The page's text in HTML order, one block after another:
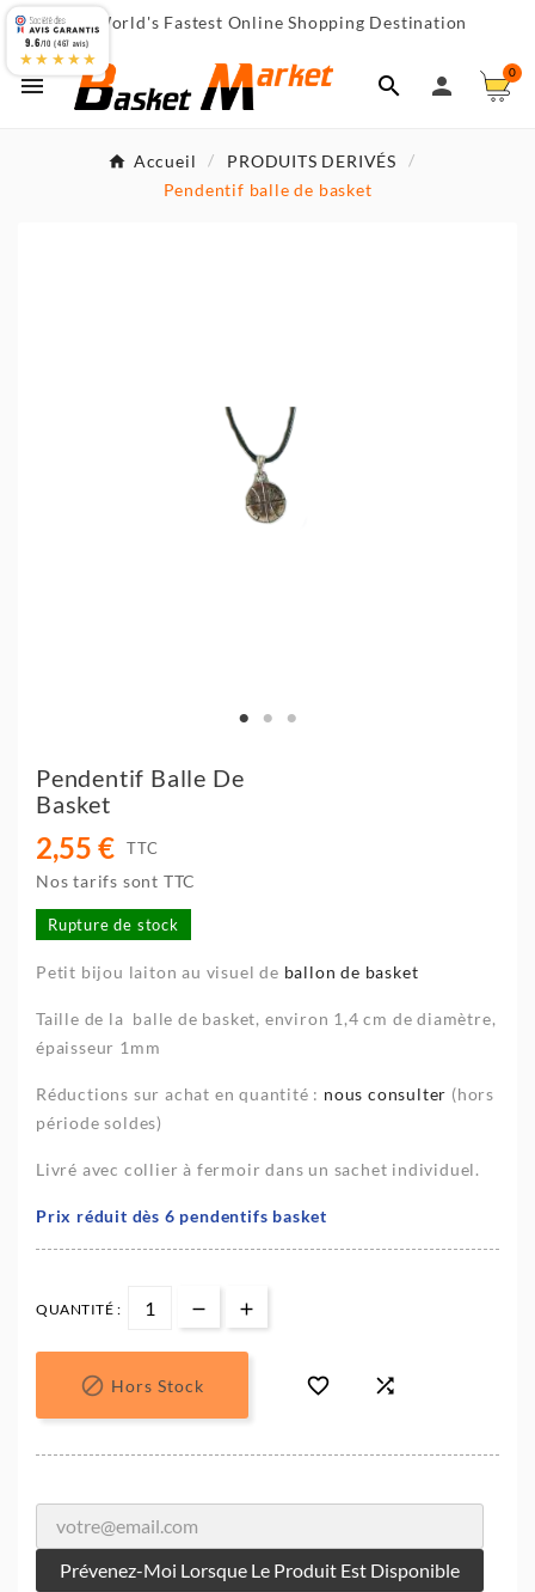
 World's Fastest Online Shopping Destination
  
0
Accueil
PRODUITS DERIVÉS
Pendentif balle de basket
Pendentif Balle De
Basket
2,55 € TTC
Nos tarifs sont TTC
Rupture de stock
Petit bijou laiton au visuel de ballon de basket
Taille de la balle de basket, environ 1,4 cm de diamètre,
épaisseur 1mm
Réductions sur achat en quantité : nous consulter (hors
période soldes)
Livré avec collier à fermoir dans un sachet individuel.
Prix réduit dès 6 pendentifs basket
QUANTITÉ :
 Hors Stock  
Prévenez-Moi Lorsque Le Produit Est Disponible
9.6/10 (467 avis)
★★★★★